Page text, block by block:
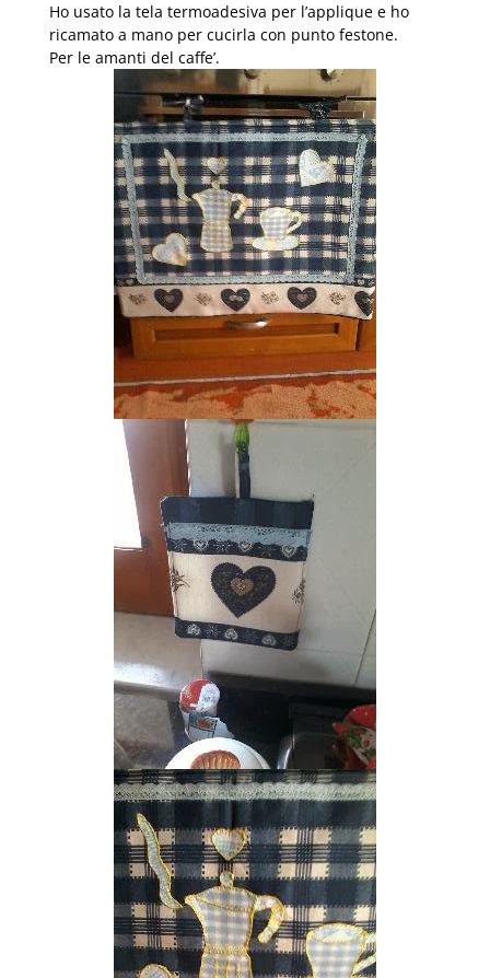
Ho usato la tela termoadesiva per l’applique e ho
ricamato a mano per cucirla con punto festone.
Per le amanti del caffe’.